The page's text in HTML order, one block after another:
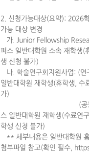
2. 신청가능대상(요약): 2026
가능 대상 변경
가. Junior Fellowship
퍼스 일반대학원 소속 재학생(
생 신청 불가)
나. 학술연구회지원사업: (연
일반대학원 재학생(휴학생, 수
가)
(공동연구자)
스 일반대학원 재학생(수료연
학생 신청 불가)
** 세부내용은 일반대학원
첨부파일 참고(확인 필수,